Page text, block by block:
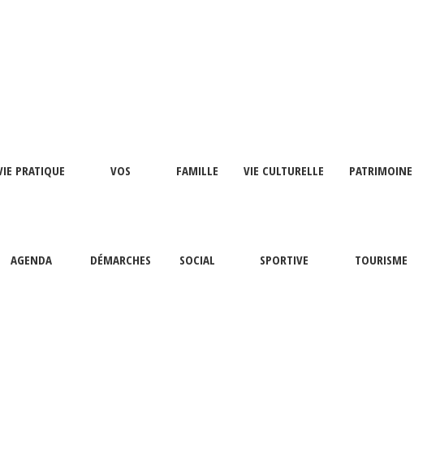
PRATIQUE
AGENDA
VOS
DÉMARCHES
FAMILLE
SOCIAL
VIE CULTURELLE
SPORTIVE
PATRIMOINE
TOURISME